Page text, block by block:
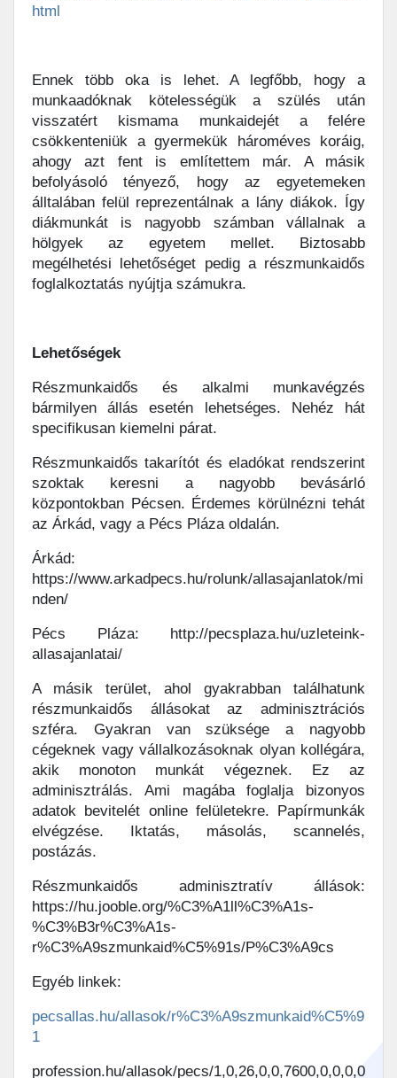
html
Ennek több oka is lehet. A legfőbb, hogy a
munkaadóknak kötelességük a szülés után
visszatért kismama munkaidejét a felére
csökkenteniük a gyermekük hároméves koráig,
ahogy azt fent is említettem már. A másik
befolyásoló tényező, hogy az egyetemeken
álltalában felül reprezentálnak a lány diákok. Így
diákmunkát is nagyobb számban vállalnak a
hölgyek az egyetem mellet. Biztosabb
megélhetési lehetőséget pedig a részmunkaidős
foglalkoztatás nyújtja számukra.
Lehetőségek
Részmunkaidős és alkalmi munkavégzés
bármilyen állás esetén lehetséges. Nehéz hát
specifikusan kiemelni párat.
Részmunkaidős takarítót és eladókat rendszerint
szoktak keresni a nagyobb bevásárló
központokban Pécsen. Érdemes körülnézni tehát
az Árkád, vagy a Pécs Pláza oldalán.
Árkád:
https://www.arkadpecs.hu/rolunk/allasajanlatok/mi
nden/
Pécs Pláza: http://pecsplaza.hu/uzleteink-
allasajanlatai/
A másik terület, ahol gyakrabban találhatunk
részmunkaidős állásokat az adminisztrációs
szféra. Gyakran van szüksége a nagyobb
cégeknek vagy vállalkozásoknak olyan kollégára,
akik monoton munkát végeznek. Ez az
adminisztrálás. Ami magába foglalja bizonyos
adatok bevitelét online felületekre. Papírmunkák
elvégzése. Iktatás, másolás, scannelés,
postázás.
Részmunkaidős adminisztratív állások:
https://hu.jooble.org/%C3%A1ll%C3%A1s-
%C3%B3r%C3%A1s-
r%C3%A9szmunkaid%C5%91s/P%C3%A9cs
Egyéb linkek:
pecsallas.hu/allasok/r%C3%A9szmunkaid%C5%9
1
profession.hu/allasok/pecs/1,0,26,0,0,7600,0,0,0,0